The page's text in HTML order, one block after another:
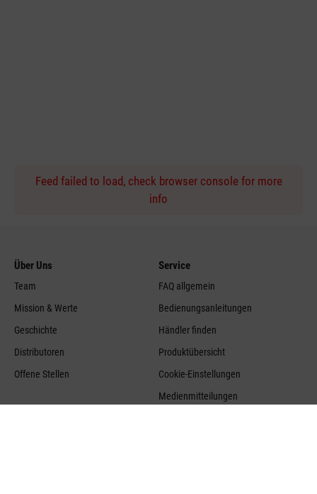
Feed failed to load, check browser console for more
info
Über Uns
Team
Mission & Werte
Geschichte
Distributoren
Offene Stellen
Service
FAQ allgemein
Bedienungsanleitungen
Händler finden
Produktübersicht
Cookie-Einstellungen
Medienmitteilungen